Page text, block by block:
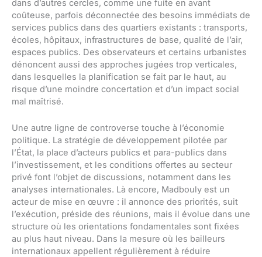
dans d’autres cercles, comme une fuite en avant
coûteuse, parfois déconnectée des besoins immédiats de
services publics dans des quartiers existants : transports,
écoles, hôpitaux, infrastructures de base, qualité de l’air,
espaces publics. Des observateurs et certains urbanistes
dénoncent aussi des approches jugées trop verticales,
dans lesquelles la planification se fait par le haut, au
risque d’une moindre concertation et d’un impact social
mal maîtrisé.
Une autre ligne de controverse touche à l’économie
politique. La stratégie de développement pilotée par
l’État, la place d’acteurs publics et para-publics dans
l’investissement, et les conditions offertes au secteur
privé font l’objet de discussions, notamment dans les
analyses internationales. Là encore, Madbouly est un
acteur de mise en œuvre : il annonce des priorités, suit
l’exécution, préside des réunions, mais il évolue dans une
structure où les orientations fondamentales sont fixées
au plus haut niveau. Dans la mesure où les bailleurs
internationaux appellent régulièrement à réduire